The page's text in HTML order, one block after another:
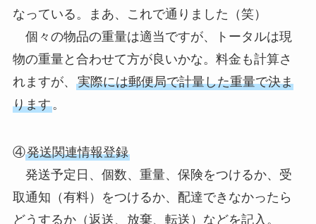
なっている。まあ、これで通りました（笑）
個々の物品の重量は適当ですが、トータルは現
物の重量と合わせて方が良いかな。料金も計算さ
れますが、 実際には郵便局で計量した重量で決ま
ります。
④発送関連情報登録
発送予定日、個数、重量、保険をつけるか、受
取通知（有料）をつけるか、配達できなかったら
どうするか（返送、放棄、転送）などを記入。